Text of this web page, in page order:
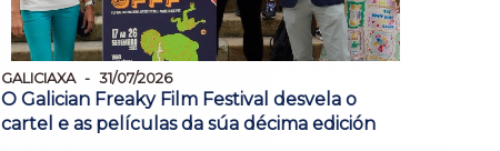
GALICIAXA 31/07/2026
O Galician Freaky Film Festival desvela o
cartel e as películas da súa décima edición